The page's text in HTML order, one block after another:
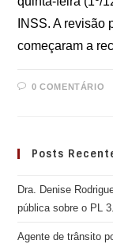
INSS. A
começaram a
0 COMENTÁRIO
Posts
Dra. Denise
pública sobre o PL
Agente de trânsito